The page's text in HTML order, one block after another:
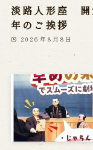
淡路人形座 開
年のご挨拶
2026年8月8日